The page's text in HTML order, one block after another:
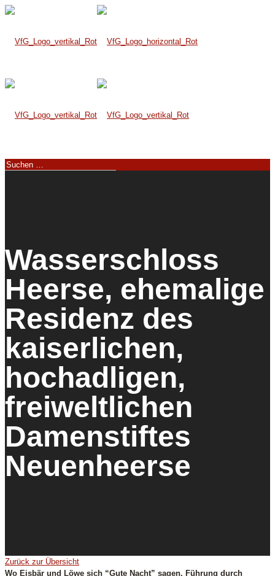
Wasserschloss
Heerse, ehemalige
Residenz des
kaiserlichen,
hochadligen,
freiweltlichen
Damenstiftes
Neuenheerse
Zurück zur Übersicht
Wo Eisbär und Löwe sich “Gute Nacht” sagen. Führung durch